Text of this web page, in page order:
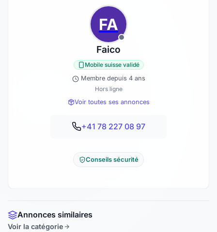
FA
Faico
Mobile suisse validé
Membre depuis 4 ans
Hors ligne
Voir toutes ses annonces
+41 78 227 08 97
Conseils sécurité
Annonces similaires
Voir la catégorie